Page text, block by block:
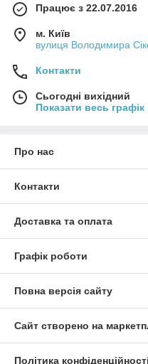
Працює з 22.07.2016
м. Київ
вулиця Володимира
Контакти
Сьогодні вихідний
Показати весь
Про нас
Контакти
Доставка та оплата
Графік роботи
Повна версія сайту
Сайт створено на
Політика конфіденційності